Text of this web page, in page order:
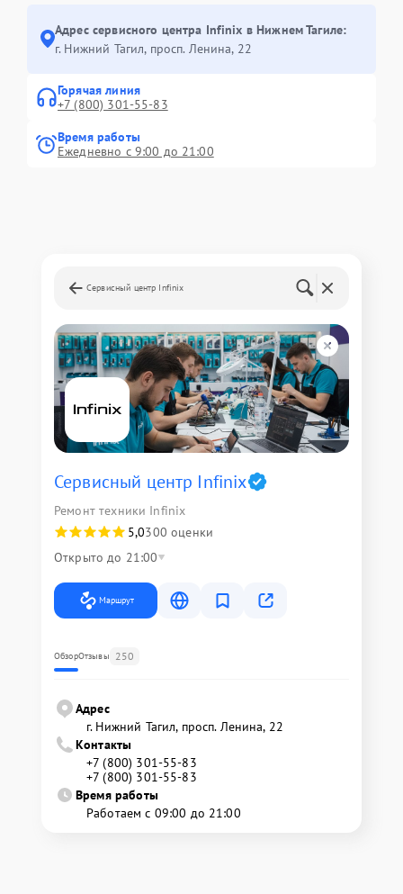
Адрес сервисного центра Infinix в Нижнем Тагиле:
г. Нижний Тагил, просп. Ленина, 22
Горячая линия
+7 (800) 301-55-83
Время работы
Ежедневно с 9:00 до 21:00
Сервисный центр Infinix
Сервисный центр Infinix
Ремонт техники Infinix
5,0300 оценки
Открыто до 21:00
Маршрут
ОбзорОтзывы 250
Адрес
г. Нижний Тагил, просп. Ленина, 22
Контакты
+7 (800) 301-55-83
+7 (800) 301-55-83
Время работы
Работаем с 09:00 до 21:00